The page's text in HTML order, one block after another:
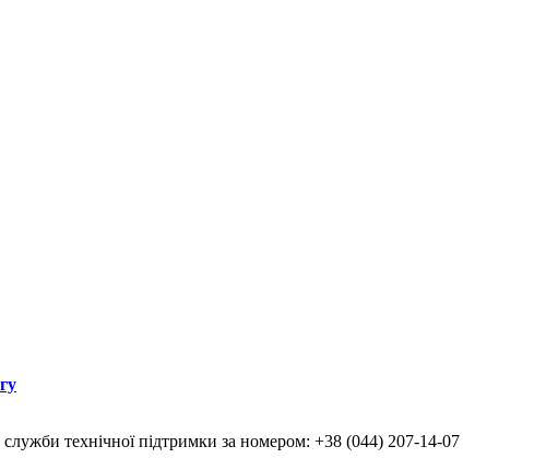
технічної підтримки за номером: +38 (044) 207-14-07